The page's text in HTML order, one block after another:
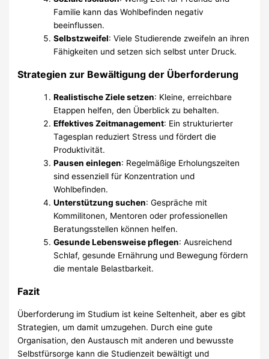
Familie kann das Wohlbefinden negativ
beeinflussen.
Selbstzweifel: Viele Studierende zweifeln an ihren
Fähigkeiten und setzen sich selbst unter Druck.
Strategien zur Bewältigung der Überforderung
Realistische Ziele setzen: Kleine, erreichbare
Etappen helfen, den Überblick zu behalten.
Effektives Zeitmanagement: Ein strukturierter
Tagesplan reduziert Stress und fördert die
Produktivität.
Pausen einlegen: Regelmäßige Erholungszeiten
sind essenziell für Konzentration und
Wohlbefinden.
Unterstützung suchen: Gespräche mit
Kommilitonen, Mentoren oder professionellen
Beratungsstellen können helfen.
Gesunde Lebensweise pflegen: Ausreichend
Schlaf, gesunde Ernährung und Bewegung fördern
die mentale Belastbarkeit.
Fazit
Überforderung im Studium ist keine Seltenheit, aber es gibt
Strategien, um damit umzugehen. Durch eine gute
Organisation, den Austausch mit anderen und bewusste
Selbstfürsorge kann die Studienzeit bewältigt und